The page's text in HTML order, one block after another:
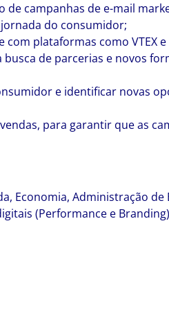
campanhas de e-mail
do consumidor;
plataformas como VTEX e
de parcerias e novos
e identificar novas
para garantir que as
Economia, Administração de
(Performance e